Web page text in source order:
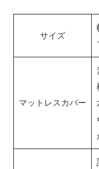
サイズ
マットレスカバー